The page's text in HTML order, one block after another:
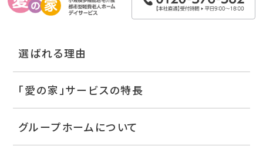
選ばれる理由
「愛の家」サービスの特長
グループホームについて